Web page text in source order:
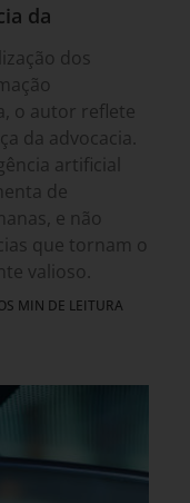
da
dos
o autor reflete
da advocacia.
artificial
de
e não
que tornam o
valioso.
MIN DE LEITURA